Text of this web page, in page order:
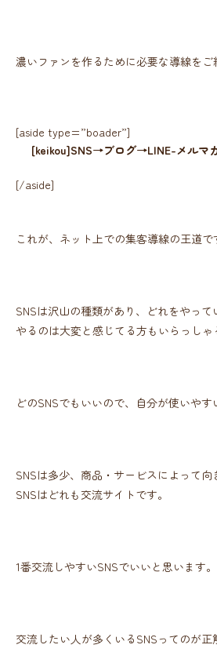
濃いファンを作るために必要な導線をご
[aside type=”boader”]
[keikou]SNS→ブログ→LINE-メルマ
[/aside]
これが、ネット上での集客導線の王道で
SNSは沢山の種類があり、どれをやっ
やるのは大変と感じてる方もいらっしゃ
どのSNSでもいいので、自分が使いやす
SNSは多少、商品・サービスによって向
SNSはどれも交流サイトです。
1番交流しやすいSNSでいいと思います。
交流したい人が多くいるSNSってのが正